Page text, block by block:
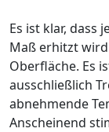
Es ist klar, dass
Maß erhitzt
Oberfläche. Es
ausschließlich
abnehmende
Anscheinend